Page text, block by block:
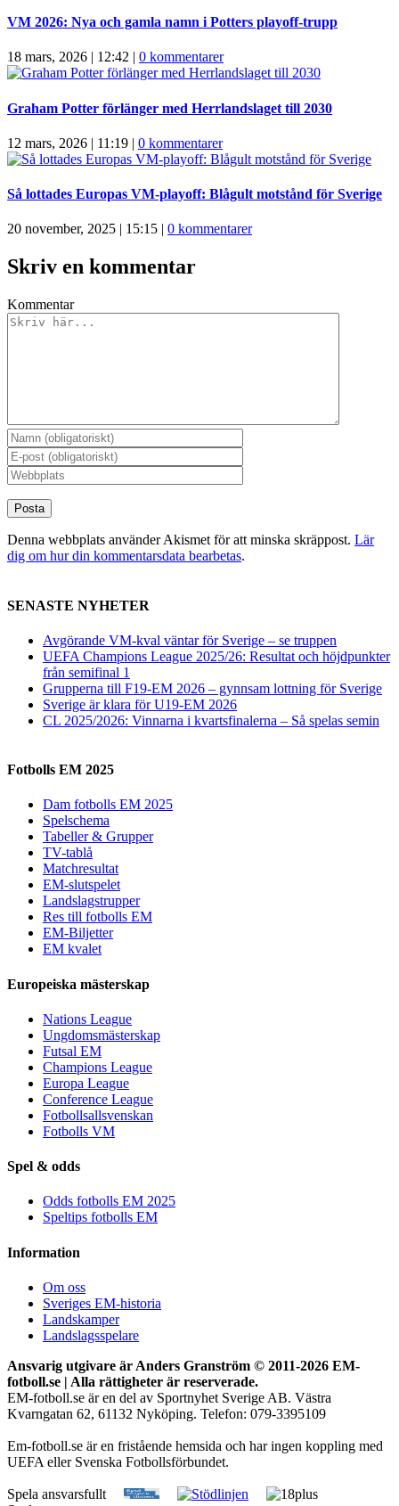
VM 2026: Nya och gamla namn i Potters playoff-trupp
18 mars, 2026 | 12:42 | 0 kommentarer
Graham Potter förlänger med Herrlandslaget till 2030
12 mars, 2026 | 11:19 | 0 kommentarer
Så lottades Europas VM-playoff: Blågult motstånd för Sverige
20 november, 2025 | 15:15 | 0 kommentarer
Skriv en kommentar
Kommentar
Denna webbplats använder Akismet för att minska skräppost. Lär
dig om hur din kommentarsdata bearbetas.
SENASTE NYHETER
Avgörande VM-kval väntar för Sverige – se truppen
UEFA Champions League 2025/26: Resultat och höjdpunkter
från semifinal 1
Grupperna till F19-EM 2026 – gynnsam lottning för Sverige
Sverige är klara för U19-EM 2026
CL 2025/2026: Vinnarna i kvartsfinalerna – Så spelas semin
Fotbolls EM 2025
Dam fotbolls EM 2025
Spelschema
Tabeller & Grupper
TV-tablå
Matchresultat
EM-slutspelet
Landslagstrupper
Res till fotbolls EM
EM-Biljetter
EM kvalet
Europeiska mästerskap
Nations League
Ungdomsmästerskap
Futsal EM
Champions League
Europa League
Conference League
Fotbollsallsvenskan
Fotbolls VM
Spel & odds
Odds fotbolls EM 2025
Speltips fotbolls EM
Information
Om oss
Sveriges EM-historia
Landskamper
Landslagsspelare
Ansvarig utgivare är Anders Granström © 2011-2026 EM-
fotboll.se | Alla rättigheter är reserverade.
EM-fotboll.se är en del av Sportnyhet Sverige AB. Västra
Kvarngatan 62, 61132 Nyköping. Telefon: 079-3395109
Em-fotboll.se är en fristående hemsida och har ingen koppling med
UEFA eller Svenska Fotbollsförbundet.
Spela ansvarsfullt